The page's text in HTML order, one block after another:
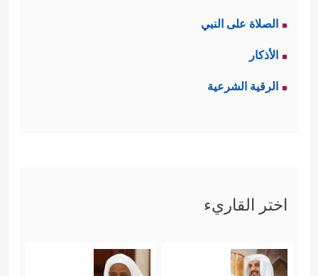
الصلاة على النبي
الأذكار
الرقية الشرعية
اختر القاريء